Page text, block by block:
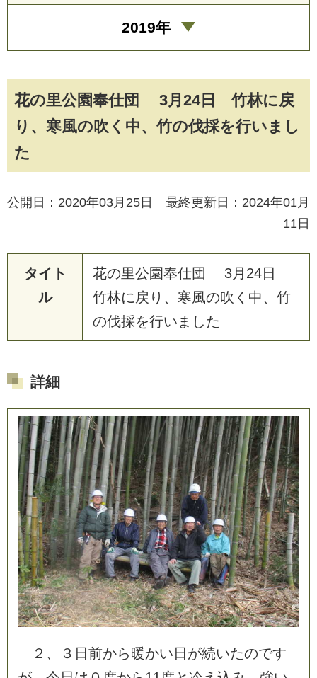
花の里公園奉仕団 3月24日 竹林に戻
り、寒風の吹く中、竹の伐採を行いまし
た
公開日：2020年03月25日 最終更新日：2024年01月
11日
タイト
ル
花の里公園奉仕団 3月 24日
竹林に戻 り 、 寒風の吹 く 中、 竹
の伐採を行い ま した
詳細
２ 、 ３ 日 前から暖かい 日 が続いたのです
2019年